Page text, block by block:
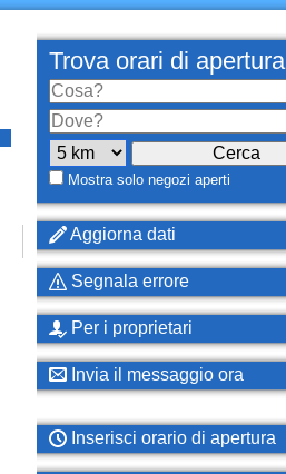
Trova orari di apertura
Mostra solo negozi aperti
Aggiorna dati
Segnala errore
Per i proprietari
Invia il messaggio ora
Inserisci orario di apertura